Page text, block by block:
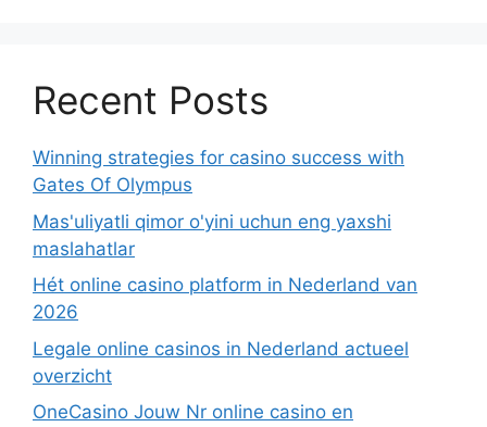
Recent Posts
Winning strategies for casino success with
Gates Of Olympus
Mas'uliyatli qimor o'yini uchun eng yaxshi
maslahatlar
Hét online casino platform in Nederland van
2026
Legale online casinos in Nederland actueel
overzicht
OneCasino Jouw Nr online casino en